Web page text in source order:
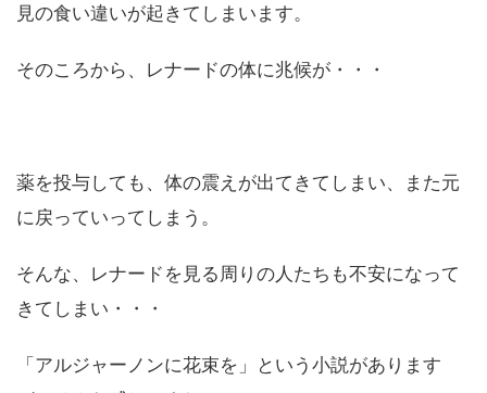
見の食い違いが起きてしまいます。
そのころから、レナードの体に兆候が・・・
薬を投与しても、体の震えが出てきてしまい、また元
に戻っていってしまう。
そんな、レナードを見る周りの人たちも不安になって
きてしまい・・・
「アルジャーノンに花束を」という小説があります